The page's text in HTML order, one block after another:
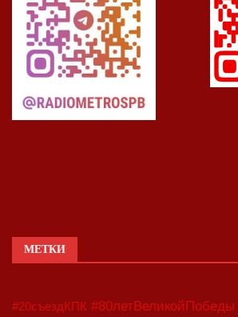
МЕТКИ
#20съездКПК #80летВеликойПобеды